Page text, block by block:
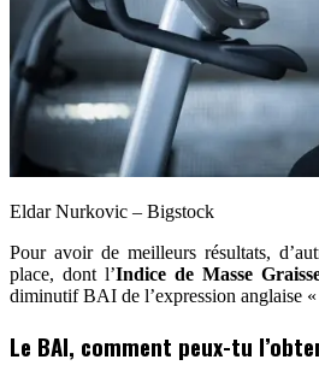
Eldar Nurkovic – Bigstock
Pour avoir de meilleurs résultats,
place, dont l’Indice de Masse
diminutif BAI de l’expression anglaise
Le BAI, comment peux-tu